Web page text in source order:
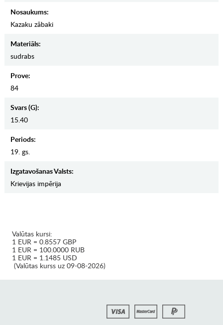
Nosaukums:
Kazaku zābaki
Materiāls:
sudrabs
Prove:
84
Svars (g):
15.40
Periods:
19. gs.
Izgatavošanas Valsts:
Krievijas impērija
Valūtas kursi:
1 EUR = 0.8557 GBP
1 EUR = 100.0000 RUB
1 EUR = 1.1485 USD
(Valūtas kurss uz 09-08-2026)